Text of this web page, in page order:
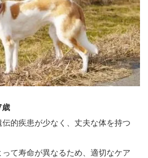
歳
的疾患が少なく、丈夫な体を持つ
て寿命が異なるため、適切なケア